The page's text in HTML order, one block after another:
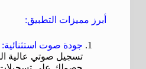
أبرز مميزات التطبيق:
جودة صوت استثنائية:
تسجيل صوتي عالية